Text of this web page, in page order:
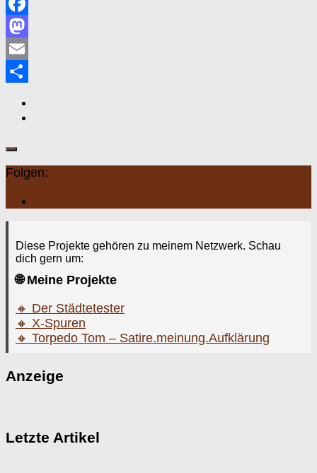
Facebook
Mastodon
Email
Folgen:
Diese Projekte gehören zu meinem Netzwerk. Schau
dich gern um:
🌐 Meine Projekte
🔸 Der Städtetester
🔸 X-Spuren
🔸 Torpedo Tom – Satire.meinung.Aufklärung
Anzeige
Letzte Artikel